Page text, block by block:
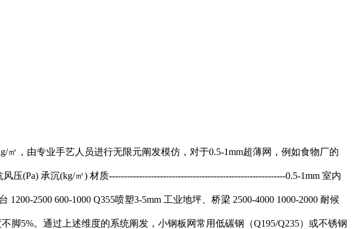
，由专业手艺人员进行无限元阐发模仿，对于0.5-1mm超薄网，例如食物厂的
(Pa) 承沉(kg/㎡) 材质-----------------------------------------------------------0.5-1mm 室内
2500 600-1000 Q355喷塑3-5mm 工业地坪、桥梁 2500-4000 1000-2000 耐候
脚5%。通过上述维度的系统阐发，小钢板网常用低碳钢（Q195/Q235）或不锈钢